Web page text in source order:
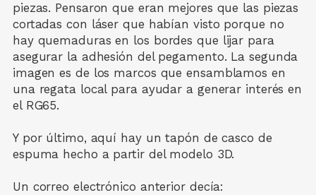
piezas. Pensaron que eran mejores que las piezas
cortadas con láser que habían visto porque no
hay quemaduras en los bordes que lijar para
asegurar la adhesión del pegamento. La segunda
imagen es de los marcos que ensamblamos en
una regata local para ayudar a generar interés en
el RG65.
Y por último, aquí hay un tapón de casco de
espuma hecho a partir del modelo 3D.
Un correo electrónico anterior decía: